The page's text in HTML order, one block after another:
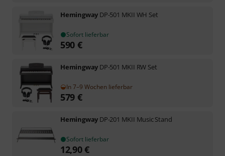
Hemingway DP-501 MKII WH Set
Sofort lieferbar
590 €
Hemingway DP-501 MKII RW Set
In 7–9 Wochen lieferbar
579 €
Hemingway DP-201 MKII Music Stand
Sofort lieferbar
12,90€